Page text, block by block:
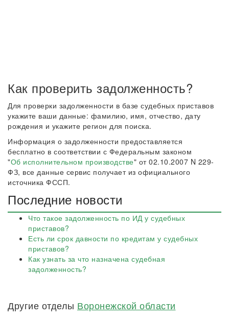
Как проверить задолженность?
Для проверки задолженности в базе судебных приставов
укажите ваши данные: фамилию, имя, отчество, дату
рождения и укажите регион для поиска.
Информация о задолженности предоставляется
бесплатно в соответствии с Федеральным законом
"Об исполнительном производстве" от 02.10.2007 N 229-
ФЗ, все данные сервис получает из официального
источника ФССП.
Последние новости
Что такое задолженность по ИД у судебных
приставов?
Есть ли срок давности по кредитам у судебных
приставов?
Как узнать за что назначена судебная
задолженность?
Другие отделы Воронежской области